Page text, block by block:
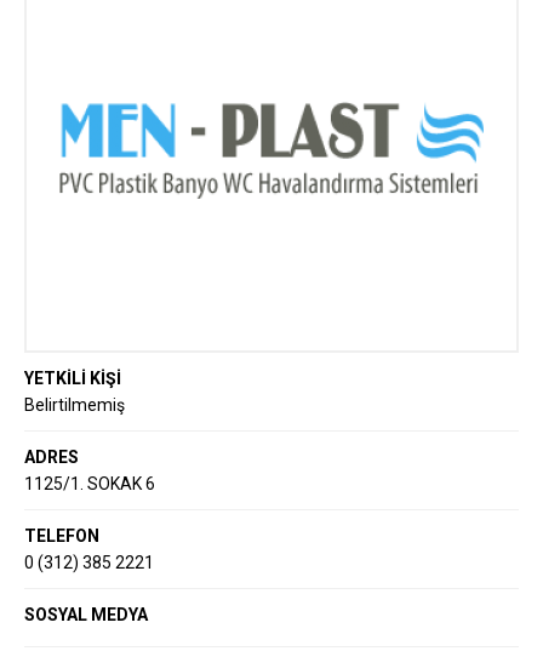
YETKİLİ KİŞİ
Belirtilmemiş
ADRES
1125/1. SOKAK 6
TELEFON
0 (312) 385 2221
SOSYAL MEDYA